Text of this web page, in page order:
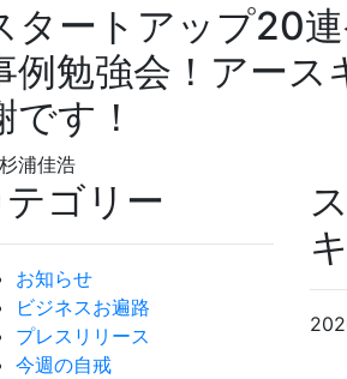
タートアップ20
例勉強会！アース
です！
浦佳浩
テゴリー
お知らせ
ビジネスお遍路
プレスリリース
今週の自戒